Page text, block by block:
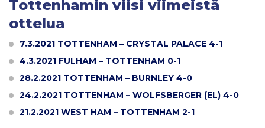
Tottenhamin viisi viimeistä
ottelua
7.3.2021 TOTTENHAM – CRYSTAL PALACE 4-1
4.3.2021 FULHAM – TOTTENHAM 0-1
28.2.2021 TOTTENHAM – BURNLEY 4-0
24.2.2021 TOTTENHAM – WOLFSBERGER (EL) 4-0
21.2.2021 WEST HAM – TOTTENHAM 2-1